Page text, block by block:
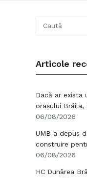
Articole
Dacă ar exista
orașului
06/08/2026
UMB a depus
construire
06/08/2026
HC Dunărea